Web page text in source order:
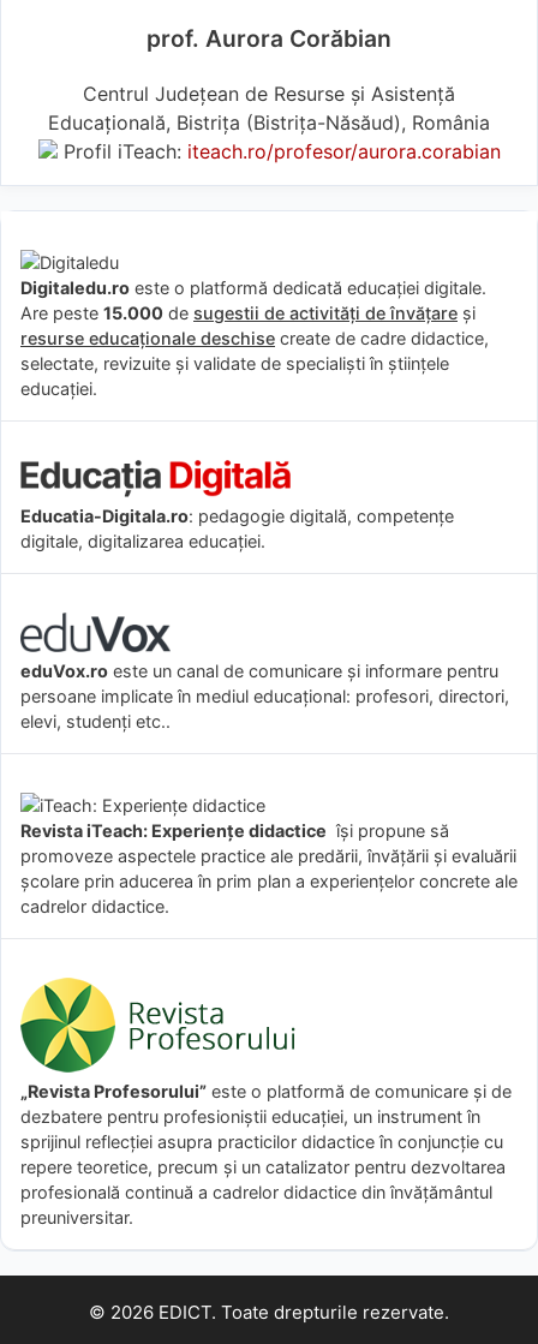
prof. Aurora Corăbian
Centrul Județean de Resurse și Asistență
Educațională, Bistrița (Bistriţa-Năsăud), România
Profil iTeach: iteach.ro/profesor/aurora.corabian
Digitaledu.ro este o platformă dedicată educației digitale.
Are peste 15.000 de sugestii de activități de învățare și
resurse educaționale deschise create de cadre didactice,
selectate, revizuite și validate de specialiști în științele
educației.
Educatia-Digitala.ro: pedagogie digitală, competențe
digitale, digitalizarea educației.
eduVox.ro este un canal de comunicare și informare pentru
persoane implicate în mediul educațional: profesori, directori,
elevi, studenți etc..
Revista iTeach: Experienţe didactice îşi propune să
promoveze aspectele practice ale predării, învăţării şi evaluării
şcolare prin aducerea în prim plan a experienţelor concrete ale
cadrelor didactice.
„Revista Profesorului” este o platformă de comunicare și de
dezbatere pentru profesioniștii educației, un instrument în
sprijinul reflecției asupra practicilor didactice în conjuncție cu
repere teoretice, precum și un catalizator pentru dezvoltarea
profesională continuă a cadrelor didactice din învățământul
preuniversitar.
© 2026 EDICT. Toate drepturile rezervate.